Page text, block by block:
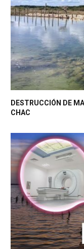
DESTRUCCIÓN DE
CHAC